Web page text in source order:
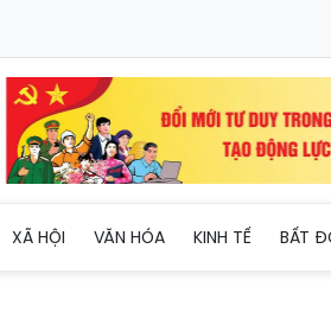
XÃ HỘI VĂN HÓA KINH TẾ BẤT